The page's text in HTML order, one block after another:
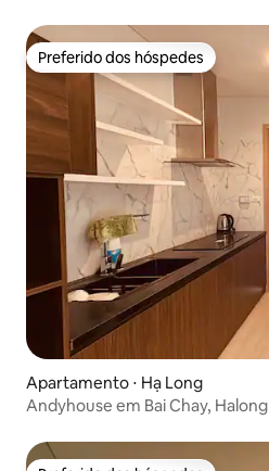
Preferido dos hóspedes
Preferido dos hóspedes
Apartamento ⋅ Hạ Long
Andyhouse em Bai Chay, Halong